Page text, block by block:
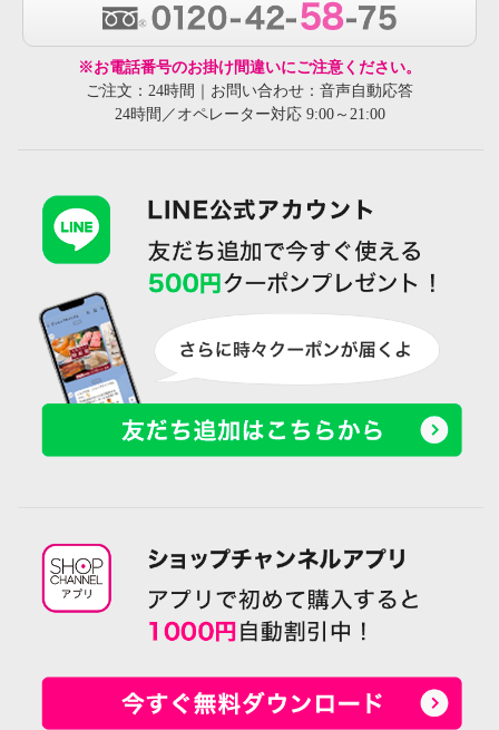
※お電話番号のお掛け間違いにご注意ください。
ご注文：24時間｜お問い合わせ：音声自動応答
24時間／オペレーター対応 9:00～21:00